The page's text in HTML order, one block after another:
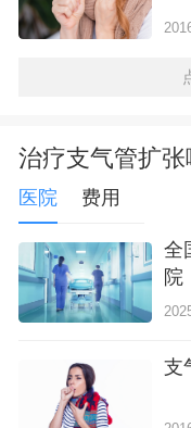
治疗支气管扩
医院 费用
全
院
支